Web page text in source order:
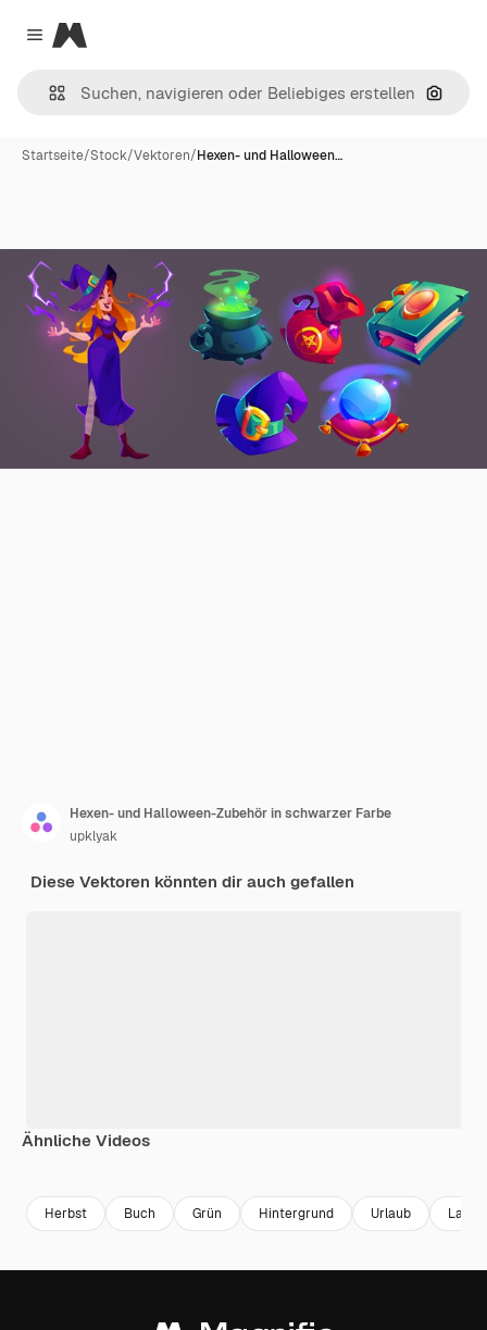
Close menu
Magnific
Nach
Startseite/Stock/Vektoren/Hexen- und Halloween…
Hexen- und Halloween-Zubehör in schwarzer Farbe
upklyak
Diese Vektoren könnten dir auch gefallen
Ähnliche Videos
Herbst Buch Grün Hintergrund Urlaub